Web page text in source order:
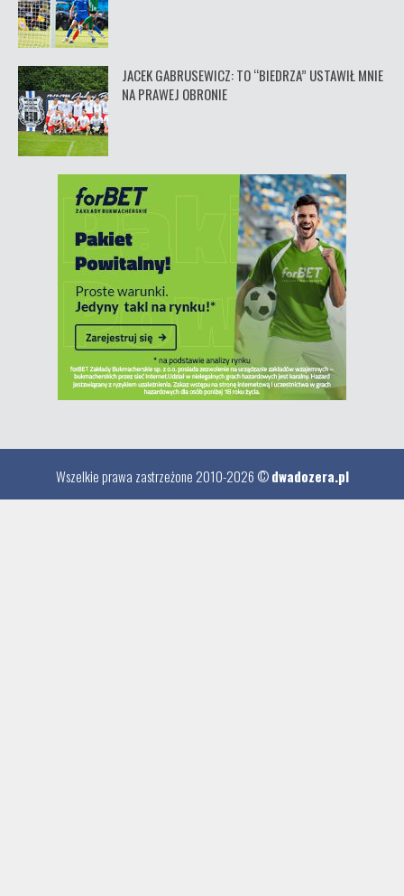
JACEK GABRUSEWICZ: TO “BIEDRZA” USTAWIŁ MNIE
NA PRAWEJ OBRONIE
Wszelkie prawa zastrzeżone 2010-2026 ©dwadozera.pl